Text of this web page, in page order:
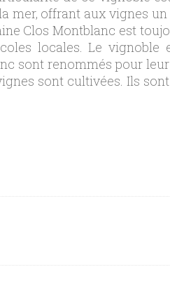
mer, offrant aux vignes
Clos Montblanc est
locales. Le vignoble
sont renommés pour
sont cultivées. Ils